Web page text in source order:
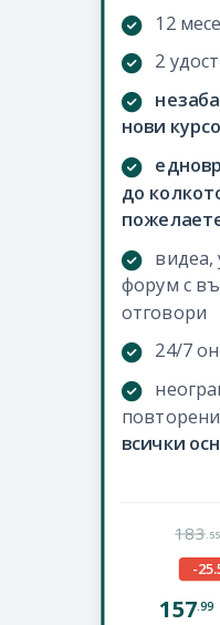
12
2
нови
до
видеа,
форум с
отговори
24/7
всички
183.55
-
157.99